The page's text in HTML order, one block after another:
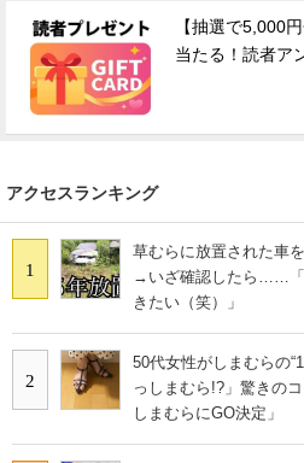
【抽選で5,000
当たる！読者ア
アクセスランキング
1
草むらに放置された車
→いざ確認したら……「
きたい（笑）」
2
50代女性がしまむらの
っしまむら!?」驚きの
しまむらにGO決定」